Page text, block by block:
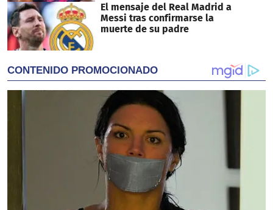
El mensaje del Real Madrid a
Messi tras confirmarse la
muerte de su padre